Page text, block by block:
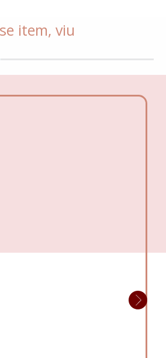
item, viu